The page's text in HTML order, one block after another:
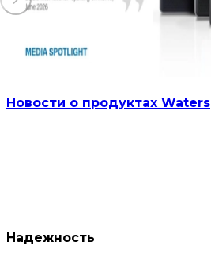
Новости о продуктах Waters
Надежность